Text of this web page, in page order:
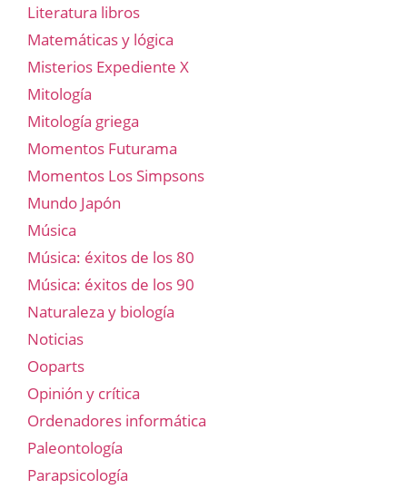
Literatura libros
Matemáticas y lógica
Misterios Expediente X
Mitología
Mitología griega
Momentos Futurama
Momentos Los Simpsons
Mundo Japón
Música
Música: éxitos de los 80
Música: éxitos de los 90
Naturaleza y biología
Noticias
Ooparts
Opinión y crítica
Ordenadores informática
Paleontología
Parapsicología